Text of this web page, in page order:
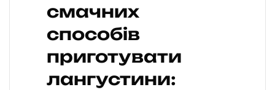
смачних
способів
приготувати
лангустини: